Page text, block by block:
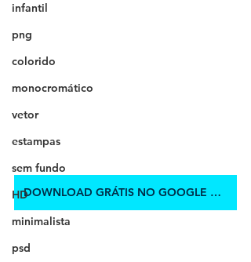
infantil
png
colorido
monocromático
vetor
estampas
sem fundo
HD
minimalista
psd
DOWNLOAD GRÁTIS NO GOOGLE DRIVE